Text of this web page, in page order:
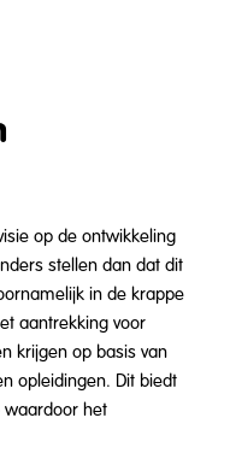
op de ontwikkeling
stellen dan dat dit
in de krappe
aantrekking voor
krijgen op basis van
opleidingen. Dit biedt
waardoor het